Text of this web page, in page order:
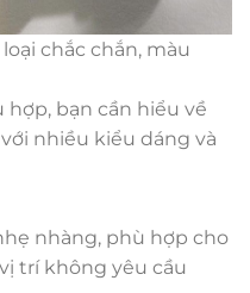
chắc chắn, màu
bạn cần hiểu về
nhiều kiểu dáng và
nhàng, phù hợp cho
trí không yêu cầu